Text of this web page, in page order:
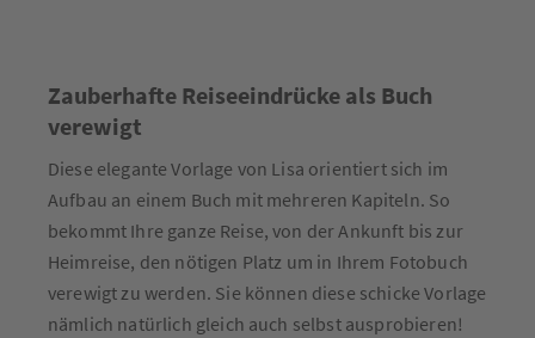
Zauberhafte Reiseeindrücke als Buch
verewigt
Diese elegante Vorlage von Lisa orientiert sich im
Aufbau an einem Buch mit mehreren Kapiteln. So
bekommt Ihre ganze Reise, von der Ankunft bis zur
Heimreise, den nötigen Platz um in Ihrem Fotobuch
verewigt zu werden. Sie können diese schicke Vorlage
nämlich natürlich gleich auch selbst ausprobieren!